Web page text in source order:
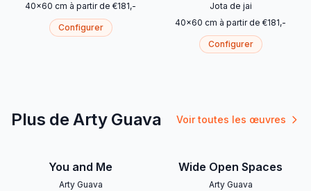
40x60 cm à partir de €181,-
Configurer
Jota de jai
40x60 cm à partir de €181,-
Configurer
Plus de Arty Guava Voir toutes les œuvres
You and Me
Arty Guava
Wide Open Spaces
Arty Guava